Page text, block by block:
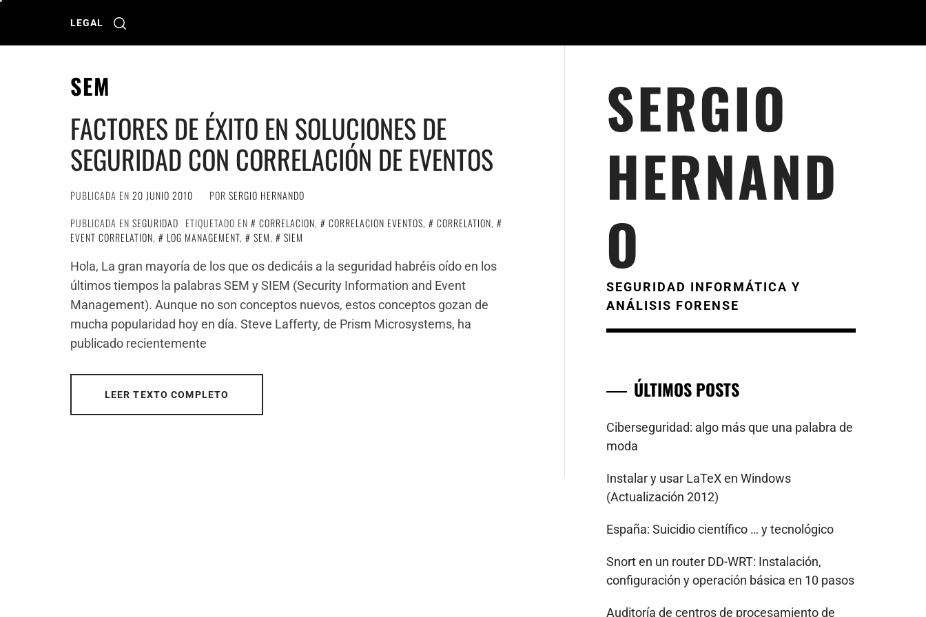
LEGAL
SEM
FACTORES DE ÉXITO EN SOLUCIONES DE
SEGURIDAD CON CORRELACIÓN DE EVENTOS
PUBLICADA EN 20 JUNIO 2010 POR SERGIO HERNANDO
PUBLICADA EN SEGURIDAD ETIQUETADO EN CORRELACION, CORRELACION EVENTOS, CORRELATION,
EVENT CORRELATION, LOG MANAGEMENT, SEM,
SIEM
Hola, La gran mayoría de los que os dedicáis a la seguridad habréis oído en los
últimos tiempos la palabras SEM y SIEM (Security Information and Event
Management). Aunque no son conceptos nuevos, estos conceptos gozan de
mucha popularidad hoy en día. Steve Lafferty, de Prism Microsystems, ha
publicado recientemente
LEER TEXTO COMPLETO
SERGIO
HERNAND
O
SEGURIDAD INFORMÁTICA Y
ANÁLISIS FORENSE
ÚLTIMOS POSTS
Ciberseguridad: algo más que una palabra de
moda
Instalar y usar LaTeX en Windows
(Actualización 2012)
España: Suicidio científico … y tecnológico
Snort en un router DD-WRT: Instalación,
configuración y operación básica en 10 pasos
Auditoría de centros de procesamiento de